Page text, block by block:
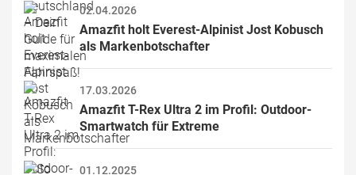
02.04.2026
Amazfit holt Everest-Alpinist Jost Kobusch
als Markenbotschafter
17.03.2026
Amazfit T-Rex Ultra 2 im Profil: Outdoor-
Smartwatch für Extreme
01.12.2025